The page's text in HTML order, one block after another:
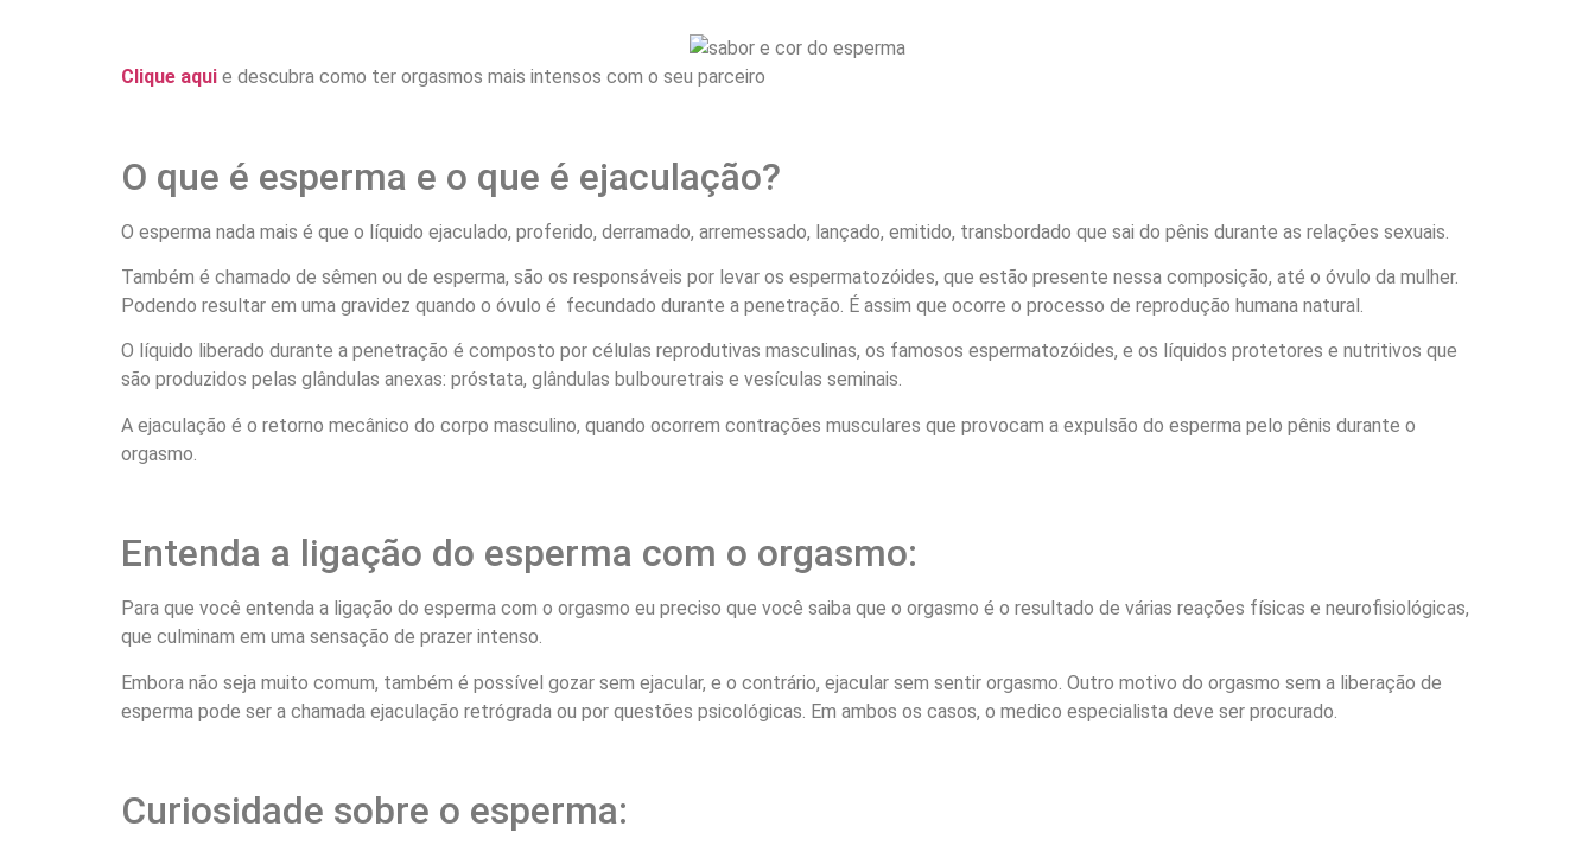
Clique aqui e descubra como ter orgasmos mais intensos com o seu parceiro
O que é esperma e o que é ejaculação?
O esperma nada mais é que o líquido ejaculado, proferido, derramado, arremessado, lançado, emitido, transbordado que sai do pênis durante as relações sexuais.
Também é chamado de sêmen ou de esperma, são os responsáveis por levar os espermatozóides, que estão presente nessa composição, até o óvulo da mulher.
Podendo resultar em uma gravidez quando o óvulo é fecundado durante a penetração. É assim que ocorre o processo de reprodução humana natural.
O líquido liberado durante a penetração é composto por células reprodutivas masculinas, os famosos espermatozóides, e os líquidos protetores e nutritivos que
são produzidos pelas glândulas anexas: próstata, glândulas bulbouretrais e vesículas seminais.
A ejaculação é o retorno mecânico do corpo masculino, quando ocorrem contrações musculares que provocam a expulsão do esperma pelo pênis durante o
orgasmo.
Entenda a ligação do esperma com o orgasmo:
Para que você entenda a ligação do esperma com o orgasmo eu preciso que você saiba que o orgasmo é o resultado de várias reações físicas e neurofisiológicas,
que culminam em uma sensação de prazer intenso.
Embora não seja muito comum, também é possível gozar sem ejacular, e o contrário, ejacular sem sentir orgasmo. Outro motivo do orgasmo sem a liberação de
esperma pode ser a chamada ejaculação retrógrada ou por questões psicológicas. Em ambos os casos, o medico especialista deve ser procurado.
Curiosidade sobre o esperma: